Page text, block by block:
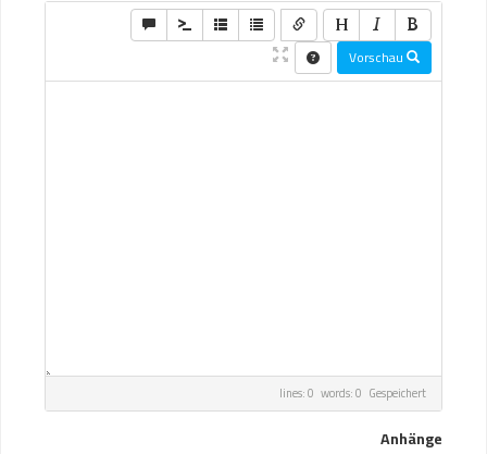
lines: 0 words: 0 Gespeichert
Anhänge